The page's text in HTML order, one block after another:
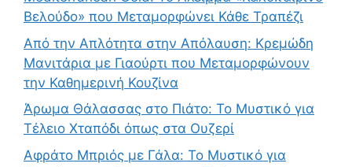
Βελούδο» που Μεταμορφώνει Κάθε Τραπέζι
Από την Απλότητα στην Απόλαυση: Κρεμώδη
Μανιτάρια με Γιαούρτι που Μεταμορφώνουν
την Καθημερινή Κουζίνα
Άρωμα Θάλασσας στο Πιάτο: Το Μυστικό για
Τέλειο Χταπόδι όπως στα Ουζερί
Αφράτο Μπριός με Γάλα: Το Μυστικό για